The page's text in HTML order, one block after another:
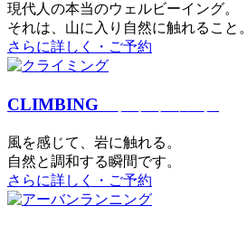
現代⼈の本当のウェルビーイング。
それは、⼭に⼊り⾃然に触れること。
さらに詳しく・ご予約
CLIMBING
⾵を感じて、岩に触れる。
⾃然と調和する瞬間です。
さらに詳しく・ご予約